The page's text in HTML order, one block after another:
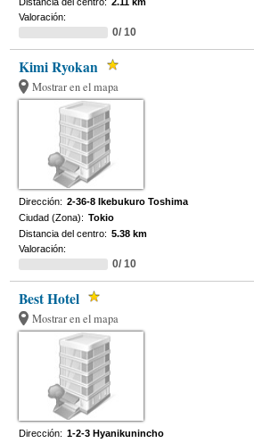
Valoración:
0/ 10
Kimi Ryokan
Mostrar en el mapa
Dirección: 2-36-8 Ikebukuro Toshima
Ciudad (Zona): Tokio
Distancia del centro: 5.38 km
Valoración:
0/ 10
Best Hotel
Mostrar en el mapa
Dirección: 1-2-3 Hyanikunincho